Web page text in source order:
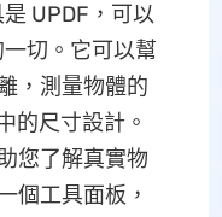
UPDF，可以
切。它可以幫
，測量物體的
的尺寸設計。
您了解真實物
個工具面板，